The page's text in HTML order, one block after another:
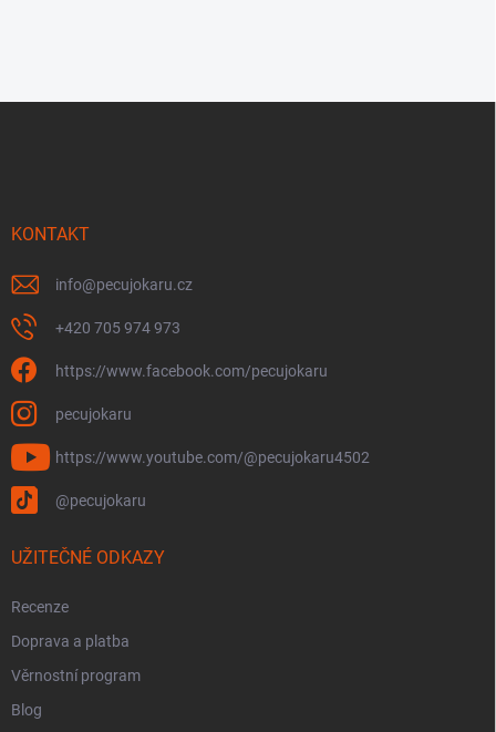
KONTAKT
info@pecujokaru.cz
+420 705 974 973
https://www.facebook.com/pecujokaru
pecujokaru
https://www.youtube.com/@pecujokaru4502
@pecujokaru
UŽITEČNÉ ODKAZY
Recenze
Doprava a platba
Věrnostní program
Blog